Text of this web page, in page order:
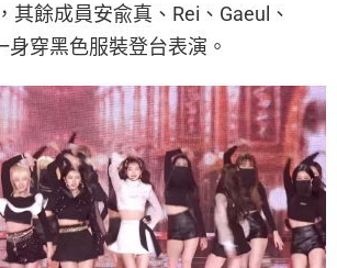
其餘成員安兪真、Rei、Gaeul、
身穿黑色服裝登台表演。